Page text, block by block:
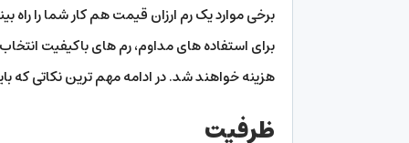
برخی موارد یک رم ارزان قیمت هم کار شما را راه
برای استفاده های مداوم، رم های باکیفیت
هزینه خواهند شد. در ادامه مهم ترین نکاتی که
ظرفیت